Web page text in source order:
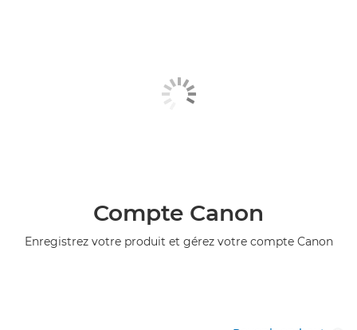
Compte Canon
Enregistrez votre produit et gérez votre compte Canon